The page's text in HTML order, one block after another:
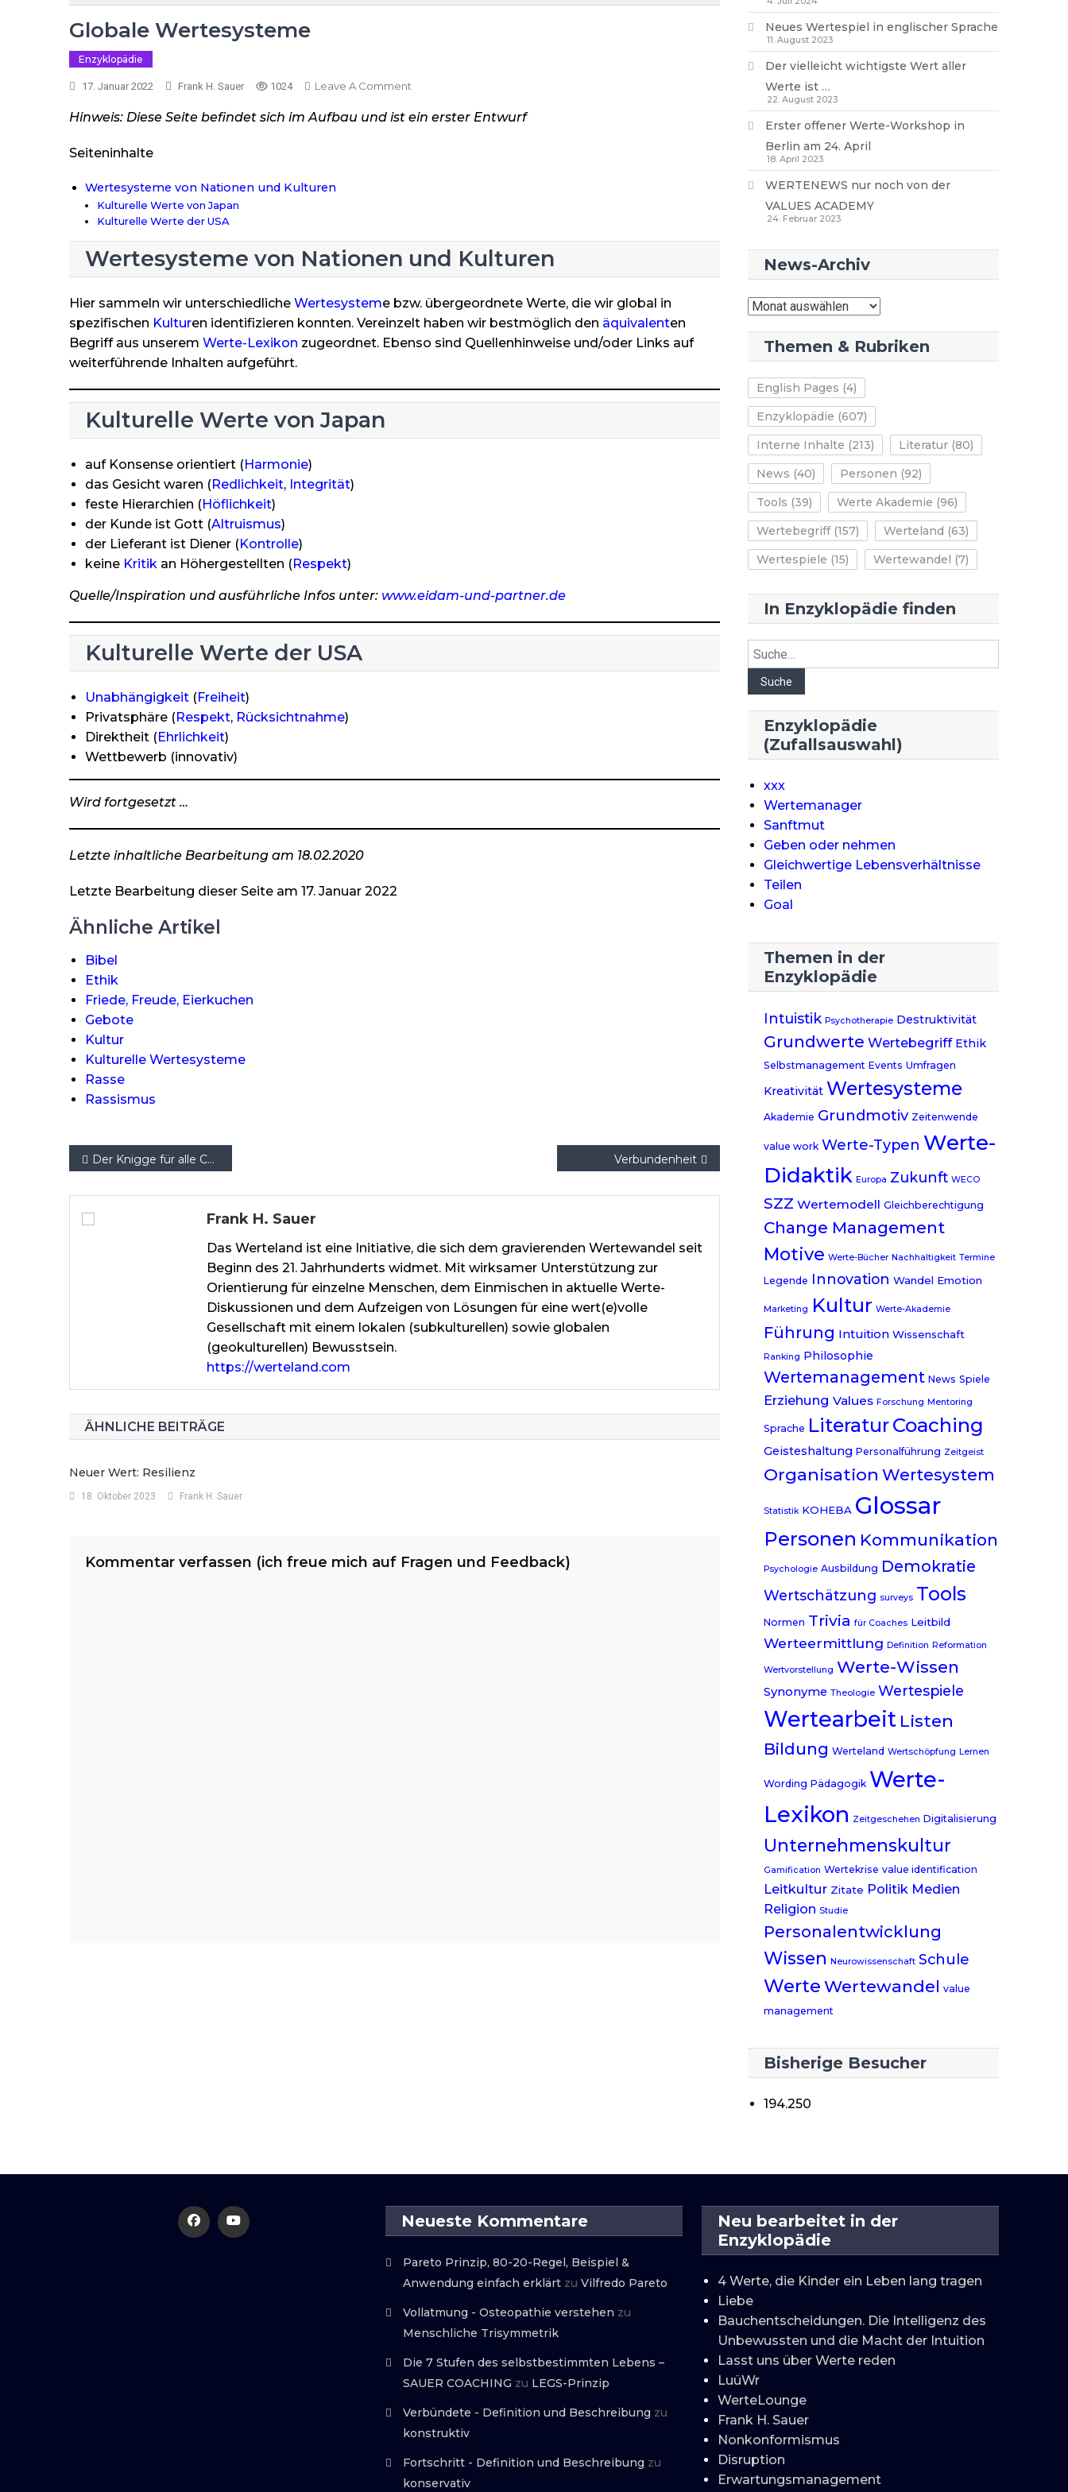
Globale Wertesysteme
Enzyklopädie
17. Januar 2022 Frank H. Sauer 1024 Leave A Comment
Wertesysteme
Hinweis: Diese Seite befindet sich im Aufbau und ist ein erster Entwurf
Seiteninhalte
Wertesysteme von Nationen und Kulturen
Kulturelle Werte von Japan
Kulturelle Werte der USA
Wertesysteme von Nationen und Kulturen
Hier sammeln wir unterschiedliche Wertesysteme bzw. übergeordnete Werte, die wir global in
spezifischen Kulturen identifizieren konnten. Vereinzelt haben wir bestmöglich den äquivalenten
Begriff aus unserem Werte-Lexikon zugeordnet. Ebenso sind Quellenhinweise und/oder Links auf
weiterführende Inhalten aufgeführt.
Kulturelle Werte von Japan
auf Konsense orientiert (Harmonie)
das Gesicht waren (Redlichkeit, Integrität)
feste Hierarchien (Höflichkeit)
der Kunde ist Gott (Altruismus)
der Lieferant ist Diener (Kontrolle)
keine Kritik an Höhergestellten (Respekt)
Quelle/Inspiration und ausführliche Infos unter: www.eidam-und-partner.de
Kulturelle Werte der USA
Unabhängigkeit (Freiheit)
Privatsphäre (Respekt, Rücksichtnahme)
Direktheit (Ehrlichkeit)
Wettbewerb (innovativ)
Wird fortgesetzt …
Letzte inhaltliche Bearbeitung am 18.02.2020
Letzte Bearbeitung dieser Seite am 17. Januar 2022
Ähnliche Artikel
Bibel
Ethik
Friede, Freude, Eierkuchen
Gebote
Kultur
Kulturelle Wertesysteme
Rasse
Rassismus
Beitragsnavigation
Der Knigge für alle Chefs: Die 33 Grundsätze vorbildlicher Führung Verbundenheit
Frank H. Sauer
Das Werteland ist eine Initiative, die sich dem gravierenden Wertewandel seit
Beginn des 21. Jahrhunderts widmet. Mit wirksamer Unterstützung zur
Orientierung für einzelne Menschen, dem Einmischen in aktuelle Werte-
Diskussionen und dem Aufzeigen von Lösungen für eine wert(e)volle
Gesellschaft mit einem lokalen (subkulturellen) sowie globalen
(geokulturellen) Bewusstsein.
https://werteland.com
ÄHNLICHE BEITRÄGE
Neuer Wert: Resilienz
18. Oktober 2023 Frank H. Sauer
Kommentar verfassen (ich freue mich auf Fragen und Feedback)
Neues Wertespiel in englischer Sprache
11. August 2023
Der vielleicht wichtigste Wert aller
Werte ist …
22. August 2023
Erster offener Werte-Workshop in
Berlin am 24. April
18. April 2023
WERTENEWS nur noch von der
VALUES ACADEMY
24. Februar 2023
News-Archiv
News-
Themen & Rubriken
English Pages (4)
Enzyklopädie (607)
Interne Inhalte (213) Literatur (80)
News (40) Personen (92)
Tools (39) Werte Akademie (96)
Wertebegriff(157) Werteland (63)
Wertespiele (15) Wertewandel (7)
In Enzyklopädie finden
Suche
Suche
Enzyklopädie
(Zufallsauswahl)
xxx
Wertemanager
Sanftmut
Geben oder nehmen
Gleichwertige Lebensverhältnisse
Teilen
Goal
Themen in der
Enzyklopädie
Intuistik Psychotherapie Destruktivität
Grundwerte Wertebegriff Ethik
Selbstmanagement Events Umfragen
Kreativität Wertesysteme
Akademie Grundmotiv Zeitenwende
value work Werte-Typen Werte-
Didaktik Europa Zukunft WECO
SZZ Wertemodell Gleichberechtigung
Change Management
Motive Werte-Bücher Nachhaltigkeit Termine
Legende Innovation Wandel Emotion
Marketing Kultur Werte-Akademie
Führung Intuition Wissenschaft
Ranking Philosophie
Wertemanagement News Spiele
Erziehung Values Forschung Mentoring
Sprache LiteraturCoaching
Geisteshaltung Personalführung Zeitgeist
Organisation Wertesystem
Statistik KOHEBA Glossar
Personen Kommunikation
Psychologie Ausbildung Demokratie
Wertschätzung surveys Tools
Normen Trivia für Coaches Leitbild
Werteermittlung Definition Reformation
Wertvorstellung Werte-Wissen
Synonyme Theologie Wertespiele
Wertearbeit Listen
Bildung Werteland Wertschöpfung Lernen
Wording Pädagogik Werte-
Lexikon Zeitgeschehen Digitalisierung
Unternehmenskultur
Gamification Wertekrise value identification
Leitkultur Zitate Politik Medien
Religion Studie
Personalentwicklung
Wissen Neurowissenschaft Schule
Werte Wertewandel value
management
Bisherige Besucher
194.250
Neueste Kommentare
Pareto Prinzip, 80-20-Regel, Beispiel &
Anwendung einfach erklärt zuVilfredo Pareto
Vollatmung - Osteopathie verstehen zu
Menschliche Trisymmetrik
Die 7 Stufen des selbstbestimmten Lebens –
SAUER COACHING zu LEGS-Prinzip
Verbündete - Definition und Beschreibung zu
konstruktiv
Fortschritt - Definition und Beschreibung zu
konservativ
Neu bearbeitet in der
Enzyklopädie
4 Werte, die Kinder ein Leben lang tragen
Liebe
Bauchentscheidungen. Die Intelligenz des
Unbewussten und die Macht der Intuition
Lasst uns über Werte reden
LuüWr
WerteLounge
Frank H. Sauer
Nonkonformismus
Disruption
Erwartungsmanagement